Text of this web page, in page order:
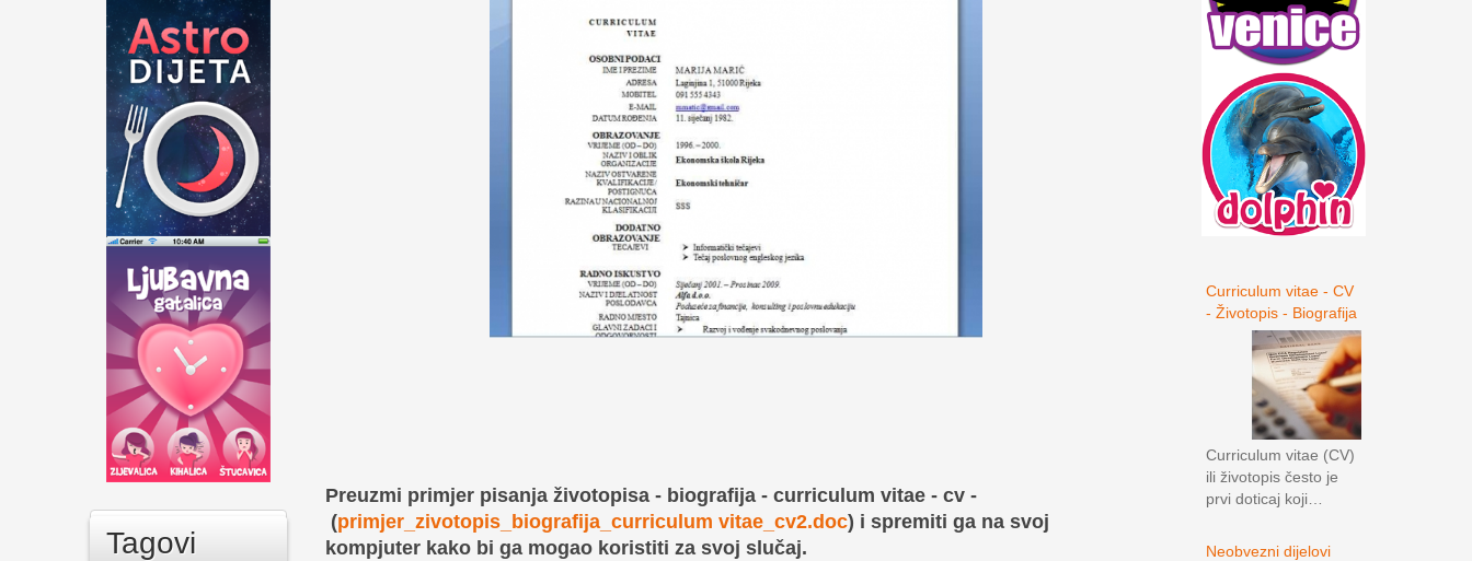
Preuzmi primjer pisanja životopisa - biografija - curriculum vitae - cv -
(primjer_zivotopis_biografija_curriculum vitae_cv2.doc) i spremiti ga na svoj
kompjuter kako bi ga mogao koristiti za svoj slučaj.
Tagovi
Curriculum vitae - CV
- Životopis - Biografija
Curriculum vitae (CV)
ili životopis često je
prvi doticaj koji…
Neobvezni dijelovi